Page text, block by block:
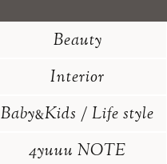
Beauty
Interior
Baby&Kids / Life style
4yuuu NOTE